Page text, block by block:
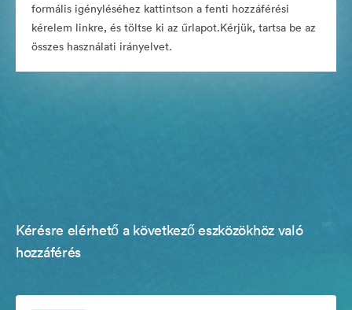
formális igényléséhez kattintson a fenti hozzáférési
kérelem linkre, és töltse ki az űrlapot.Kérjük, tartsa be az
összes használati irányelvet.
Kérésre elérhető a következő eszközökhöz való
hozzáférés